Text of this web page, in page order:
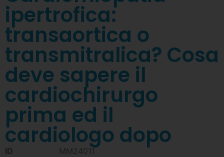
ipertrofica:
transaortica o
transmitralica? Cosa
deve sapere il
cardiochirurgo
prima ed il
cardiologo dopo
ID
MM24011